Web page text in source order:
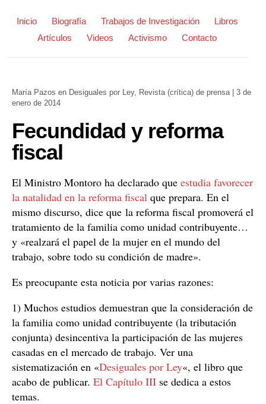
Inicio Biografía Trabajos de Investigación
Libros
Artículos
Videos Activismo Contacto
María Pazos en Desiguales por Ley, Revista (crítica) de prensa
3 de
enero de 2014
Fecundidad y reforma
fiscal
El Ministro Montoro ha declarado que estudia favorecer
la natalidad en la reforma fiscal que prepara. En el
mismo discurso, dice que la reforma fiscal promoverá el
tratamiento de la familia como unidad contribuyente…
y «realzará el papel de la mujer en el mundo del
trabajo, sobre todo su condición de madre».
Es preocupante esta noticia por varias razones:
1) Muchos estudios demuestran que la consideración de
la familia como unidad contribuyente (la tributación
conjunta) desincentiva la participación de las mujeres
casadas en el mercado de trabajo. Ver una
sistematización en «Desiguales por Ley«, el libro que
acabo de publicar. El Capítulo III se dedica a estos
temas.